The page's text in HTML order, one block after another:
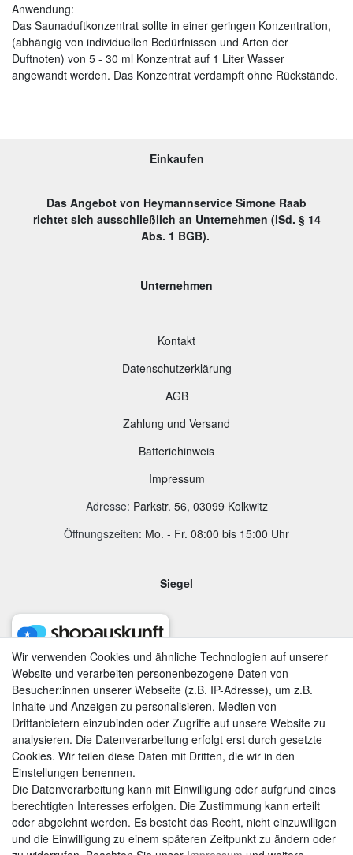
Anwendung:
Das Saunaduftkonzentrat sollte in einer geringen Konzentration,
(abhängig von individuellen Bedürfnissen und Arten der
Duftnoten) von 5 - 30 ml Konzentrat auf 1 Liter Wasser
angewandt werden. Das Konzentrat verdampft ohne Rückstände.
Einkaufen
Das Angebot von Heymannservice Simone Raab
richtet sich ausschließlich an Unternehmen (iSd. § 14
Abs. 1 BGB).
Unternehmen
Kontakt
Datenschutzerklärung
AGB
Zahlung und Versand
Batteriehinweis
Impressum
Adresse: Parkstr. 56, 03099 Kolkwitz
Öffnungszeiten: Mo. - Fr. 08:00 bis 15:00 Uhr
Siegel
AGB|Widerrufsrecht|Datenschutzerklärung|Impressum
Wir verwenden Cookies und ähnliche Technologien auf unserer
Website und verarbeiten personenbezogene Daten von
Besucher:innen unserer Webseite (z.B. IP-Adresse), um z.B.
Inhalte und Anzeigen zu personalisieren, Medien von
Drittanbietern einzubinden oder Zugriffe auf unsere Website zu
analysieren. Die Datenverarbeitung erfolgt erst durch gesetzte
Cookies. Wir teilen diese Daten mit Dritten, die wir in den
Einstellungen benennen.
Die Datenverarbeitung kann mit Einwilligung oder aufgrund eines
berechtigten Interesses erfolgen. Die Zustimmung kann erteilt
oder abgelehnt werden. Es besteht das Recht, nicht einzuwilligen
und die Einwilligung zu einem späteren Zeitpunkt zu ändern oder